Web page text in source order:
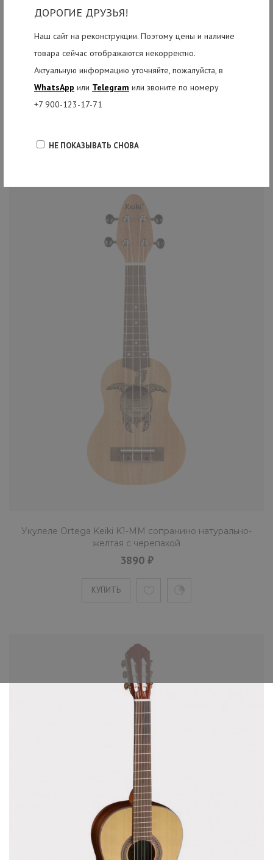
ДОРОГИЕ ДРУЗЬЯ!
Наш сайт на реконструкции. Поэтому цены и наличие
товара сейчас отображаются некорректно.
Актуальную информацию уточняйте, пожалуйста, в
WhatsApp или Telegram или звоните по номеру
+7 900-123-17-71
НЕ ПОКАЗЫВАТЬ СНОВА
внешний вид, отсылая к классическим гитарам прошлого.
Хромированная колковая механика Grover Rotomatic и порожки из
кости завершают комплектацию инструмента.
Укулеле Ortega Keiki K1-MM сопранино натурально-
желтая с черепахой
3890 ₽
КУПИТЬ